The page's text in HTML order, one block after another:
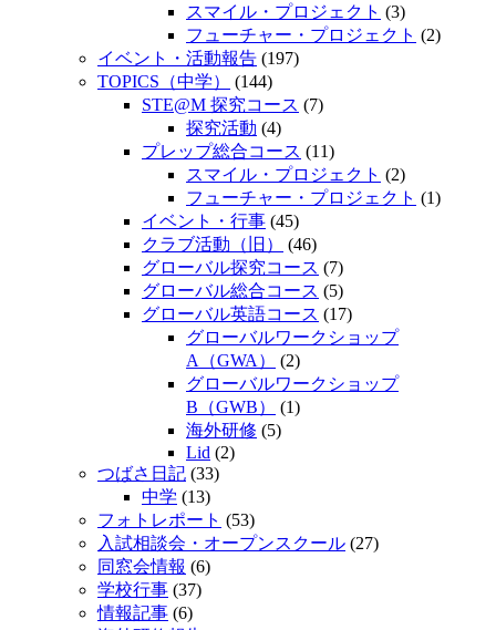
スマイル・プロジェクト (3)
フューチャー・プロジェクト (2)
イベント・活動報告 (197)
TOPICS（中学）
(144)
STE@M 探究コース (7)
探究活動 (4)
プレップ総合コース (11)
スマイル・プロジェクト (2)
フューチャー・プロジェクト (1)
イベント・行事 (45)
クラブ活動（旧）
(46)
グローバル探究コース (7)
グローバル総合コース (5)
グローバル英語コース (17)
グローバルワークショップ
A（GWA）
(2)
グローバルワークショップ
B（GWB）
(1)
海外研修 (5)
Lid (2)
つばさ日記 (33)
中学 (13)
フォトレポート (53)
入試相談会・オープンスクール (27)
同窓会情報 (6)
学校行事 (37)
情報記事 (6)